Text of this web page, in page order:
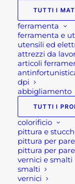
TUTTI I
ferramenta
ferramenta e
utensili ed
attrezzi da
articoli
dpi
abbigliamento
TUTTI I
colorificio
pittura e
pittura per
pittura per
vernici e smalti
smalti
vernici
E se il
troverete erba
marche in vari
Infine, tutti i
punti vendita
loco o su
Se stai
“attrezzature
“pietre da
materiali edili
nostro shop
disposizione,